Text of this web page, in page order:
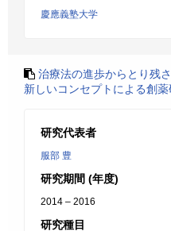
慶應義塾大学
治療法の進歩からとり残
新しいコンセプトによる創
研究代表者
服部 豊
研究期間 (年度)
2014 – 2016
研究種目